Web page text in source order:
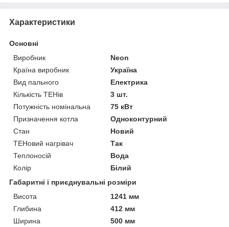
Характеристики
Основні
Виробник
Neon
Країна виробник
Україна
Вид пального
Електрика
Кількість ТЕНів
3 шт.
Потужність номінальна
75 кВт
Призначення котла
Одноконтурний
Стан
Новий
ТЕНовий нагрівач
Так
Теплоносій
Вода
Колір
Білий
Габаритні і приєднувальні розміри
Висота
1241 мм
Глибина
412 мм
Ширина
500 мм